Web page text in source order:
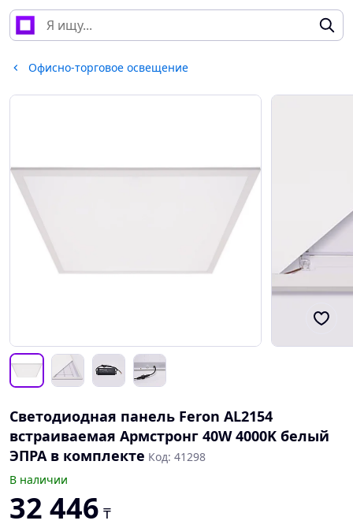
Офисно-торговое освещение
Светодиодная панель Feron AL2154
встраиваемая Армстронг 40W 4000K белый
ЭПРА в комплекте Код: 41298
В наличии
32 446 ₸